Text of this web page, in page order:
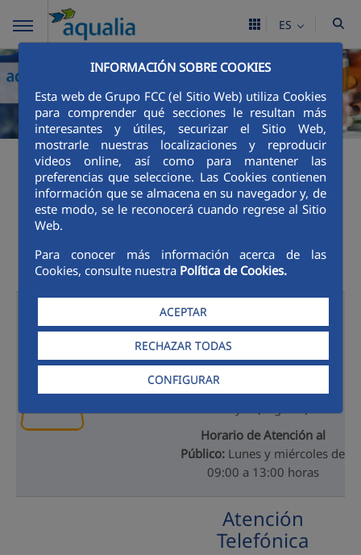
INFORMACIÓN SOBRE COOKIES
Esta web de Grupo FCC (el Sitio Web) utiliza Cookies
para comprender qué secciones le resultan más
interesantes y útiles, securizar el Sitio Web,
mostrarle nuestras localizaciones y reproducir
videos online, así como para mantener las
preferencias que seleccione. Las Cookies contienen
información que se almacena en su navegador y, de
este modo, se le reconocerá cuando regrese al Sitio
Web.
Para conocer más información acerca de las
Cookies, consulte nuestra Política de Cookies.
ACEPTAR
RECHAZAR TODAS
CONFIGURAR
ES
Canales de Atención al
cliente
Presenciales
Ctra. de Valladolid, nº 12,
Bajo - 40270 Carbonero el
Horario de Atención al
Público: Lunes y miércoles de
09:00 a 13:00 horas
Atención
Telefónica